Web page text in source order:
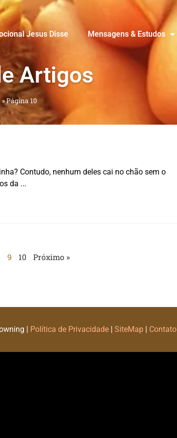
Jesus Disse Mensagens & Estudos
Artigos
»Página 10
Contudo, nenhum deles cai no chão sem o
da
9 10 Próximo »
| Política de Privacidade| SiteMap| Contato